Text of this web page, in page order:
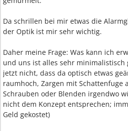
Da schrillen bei mir etwas die
der Optik ist mir sehr wichtig.
Daher meine Frage: Was kann ich
und uns ist alles sehr
jetzt nicht, dass da optisch etwas
raumhoch, Zargen mit Schattenfuge
Schrauben oder Blenden irgendwo
nicht dem Konzept entsprechen;
Geld gekostet)